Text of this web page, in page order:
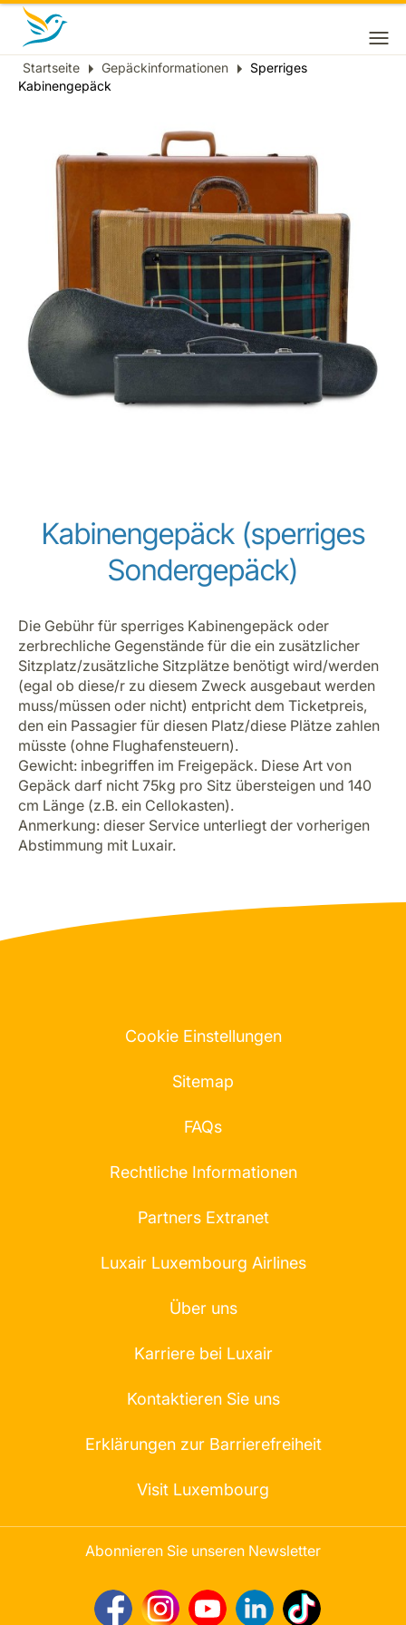
Breadcrumb
Startseite Gepäckinformationen
Sperriges
Kabinengepäck
Kabinengepäck (sperriges
Sondergepäck)
Die Gebühr für sperriges Kabinengepäck oder
zerbrechliche Gegenstände für die ein zusätzlicher
Sitzplatz/zusätzliche Sitzplätze benötigt wird/werden
(egal ob diese/r zu diesem Zweck ausgebaut werden
muss/müssen oder nicht) entpricht dem Ticketpreis,
den ein Passagier für diesen Platz/diese Plätze zahlen
müsste (ohne Flughafensteuern).
Gewicht: inbegriffen im Freigepäck. Diese Art von
Gepäck darf nicht 75kg pro Sitz übersteigen und 140
cm Länge (z.B. ein Cellokasten).
Anmerkung: dieser Service unterliegt der vorherigen
Abstimmung mit Luxair.
Cookie Einstellungen
Sitemap
FAQs
Rechtliche Informationen
Partners Extranet
Luxair Luxembourg Airlines
Über uns
Karriere bei Luxair
Kontaktieren Sie uns
Erklärungen zur Barrierefreiheit
Visit Luxembourg
Abonnieren Sie unseren Newsletter